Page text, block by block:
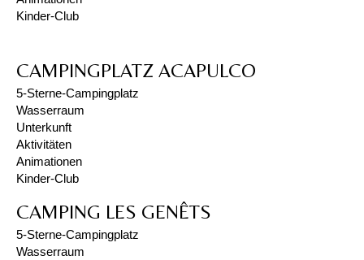
Kinder-Club
CAMPINGPLATZ ACAPULCO
5-Sterne-Campingplatz
Wasserraum
Unterkunft
Aktivitäten
Animationen
Kinder-Club
CAMPING LES GENÊTS
5-Sterne-Campingplatz
Wasserraum